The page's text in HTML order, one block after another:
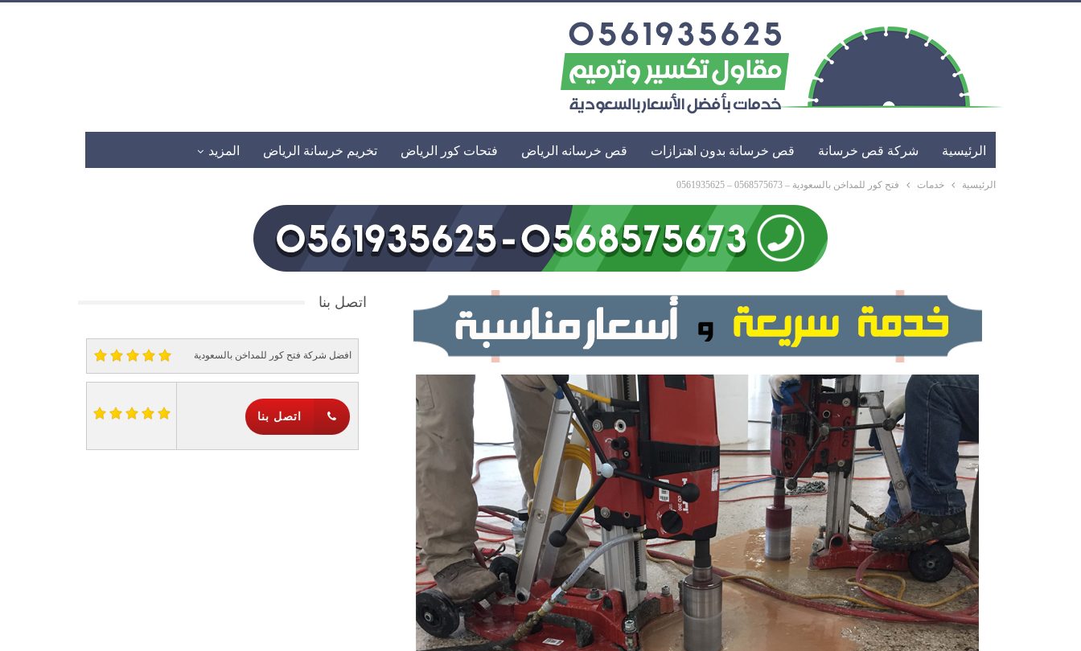
الرئيسية شركة قص خرسانة قص خرسانة بدون اهتزازات قص خرسانه الرياض فتحات كور الرياض تخريم خرسانة الرياض المزيد
الرئيسية خدمات فتح كور للمداخن بالسعودية – 0568575673 – 0561935625
اتصل بنا
افضل شركة فتح كور للمداخن بالسعودية
اتصل بنا